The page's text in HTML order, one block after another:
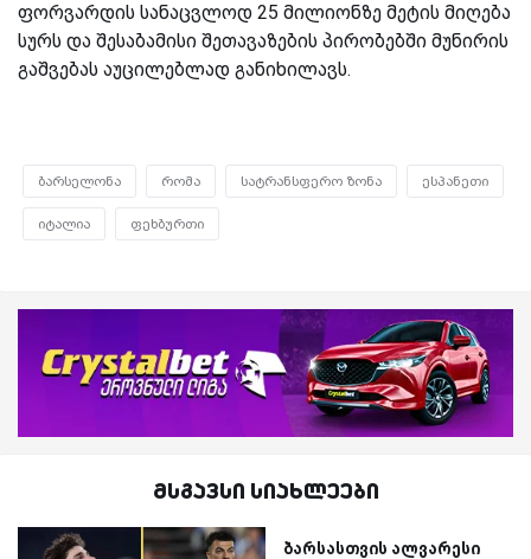
ფორვარდის სანაცვლოდ 25 მილიონზე მეტის მიღება
სურს და შესაბამისი შეთავაზების პირობებში მუნირის
გაშვებას აუცილებლად განიხილავს.
ბარსელონა რომა სატრანსფერო ზონა ესპანეთი
იტალია ფეხბურთი
მსგავსი სიახლეები
ბარსასთვის ალვარესი